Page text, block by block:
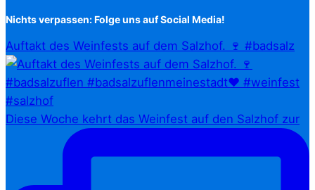
Nichts verpassen: Folge uns auf Social Media!
Auftakt des Weinfests auf dem Salzhof. 🍷 #badsalz
Diese Woche kehrt das Weinfest auf den Salzhof zur